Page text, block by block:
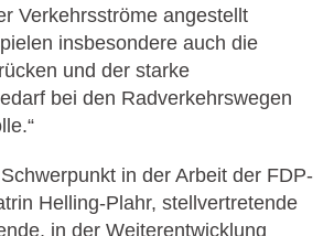
Verkehrsströme angestellt
insbesondere auch die
und der starke
bei den Radverkehrswegen
in der Arbeit der FDP-
Helling-Plahr, stellvertretende
in der Weiterentwicklung